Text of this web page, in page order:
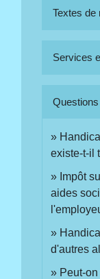
Textes de
Services
existe-t-il
Impôt
aides
d'autres
Peut-